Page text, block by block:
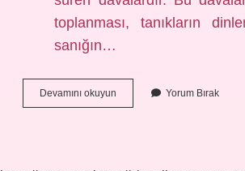
toplanması, tanıkların
sanığın…
Devamını okuyun
Ceza
Yorum Bırak